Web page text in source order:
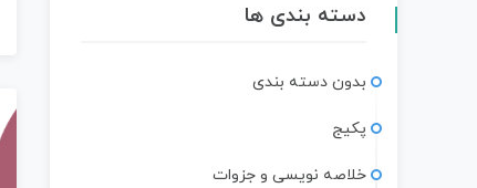
دسته بندی ها
بدون دسته بندی
پکیج
خلاصه نویسی و جزوات